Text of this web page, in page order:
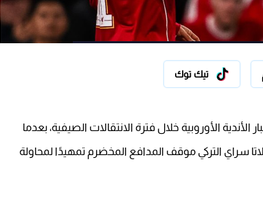
تيك توك
الأوروبية خلال فترة الانتقالات الصيفية، بعدما
سراي التركي موقف المدافع المخضرم تمهيدًا لمحاولة